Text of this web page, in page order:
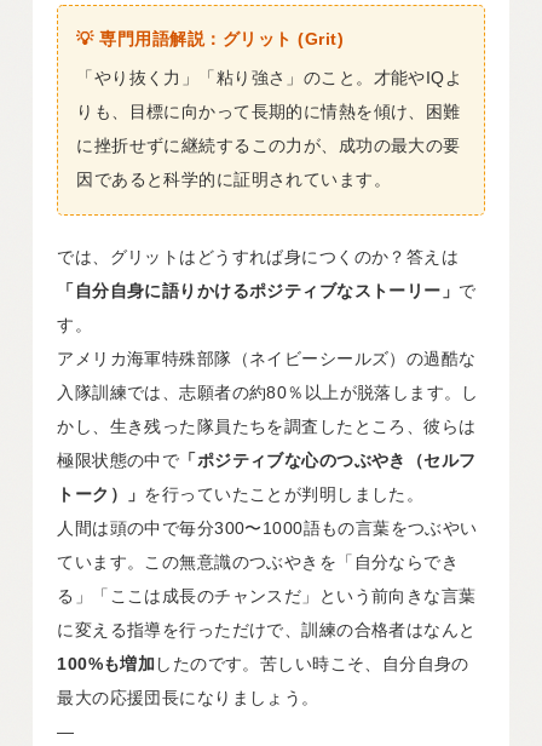
💡 専門用語解説：グリット (Grit)
「やり抜く力」「粘り強さ」のこと。才能やIQよ
りも、目標に向かって長期的に情熱を傾け、困難
に挫折せずに継続するこの力が、成功の最大の要
因であると科学的に証明されています。
では、グリットはどうすれば身につくのか？答えは
「自分自身に語りかけるポジティブなストーリー」 で
す。
アメリカ海軍特殊部隊（ネイビーシールズ）の過酷な
入隊訓練では、志願者の約80％以上が脱落します。し
かし、生き残った隊員たちを調査したところ、彼らは
極限状態の中で 「ポジティブな心のつぶやき（セルフ
トーク）」 を行っていたことが判明しました。
人間は頭の中で毎分300〜1000語もの言葉をつぶやい
ています。この無意識のつぶやきを「自分ならでき
る」「ここは成長のチャンスだ」という前向きな言葉
に変える指導を行っただけで、訓練の合格者はなんと
100%も増加 したのです。苦しい時こそ、自分自身の
最大の応援団長になりましょう。
—